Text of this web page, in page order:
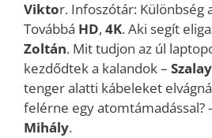
Viktor. Infoszótár: Különbség
Továbbá HD, 4K. Aki segít
Zoltán. Mit tudjon az úl
kezdődtek a kalandok –
tenger alatti kábeleket
felérne egy atomtámadással?
Mihály.